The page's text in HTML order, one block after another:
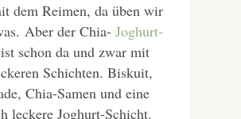
dem Reimen, da üben wir
Aber der Chia- Joghurt-
ist schon da und zwar mit
Schichten. Biskuit,
Chia-Samen und eine
leckere Joghurt-Schicht.